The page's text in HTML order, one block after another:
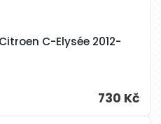
C-Elysée 2012-
730 Kč